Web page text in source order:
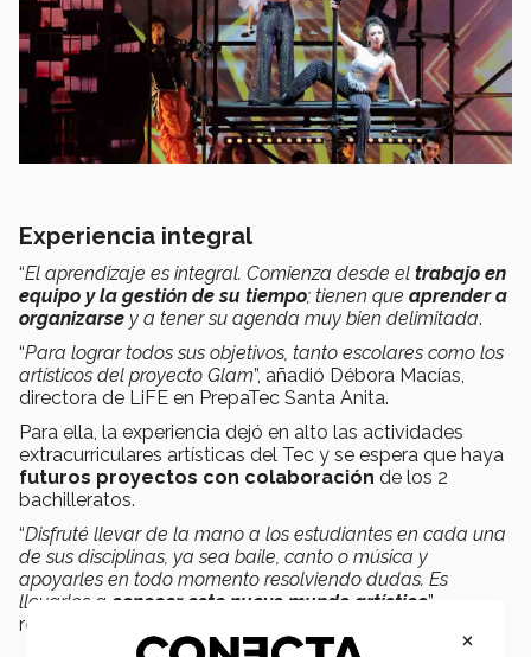
Experiencia integral
“El aprendizaje es integral. Comienza desde el trabajo en
equipo y la gestión de su tiempo; tienen que aprender a
organizarse y a tener su agenda muy bien delimitada.
“Para lograr todos sus objetivos, tanto escolares como los
artísticos del proyecto Glam”, añadió Débora Macías,
directora de LiFE en PrepaTec Santa Anita.
Para ella, la experiencia dejó en alto las actividades
extracurriculares artísticas del Tec y se espera que haya
futuros proyectos con colaboración de los 2
bachilleratos.
“Disfruté llevar de la mano a los estudiantes en cada una
de sus disciplinas, ya sea baile, canto o música y
apoyarles en todo momento resolviendo dudas. Es
llevarlos a conocer este nuevo mundo artístico”,
reflexionó Brian.
×